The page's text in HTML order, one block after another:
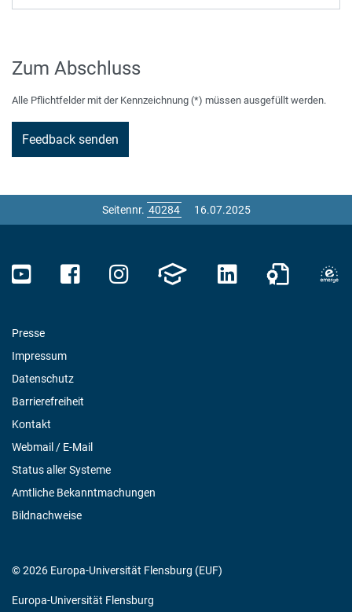
Zum Abschluss
Alle Pflichtfelder mit der Kennzeichnung (*) müssen ausgefüllt werden.
Seitennr. 16.07.2025
Presse
Impressum
Datenschutz
Barrierefreiheit
Kontakt
Webmail / E-Mail
Status aller Systeme
Amtliche Bekanntmachungen
Bildnachweise
© 2026 Europa-Universität Flensburg (EUF)
Europa-Universität Flensburg